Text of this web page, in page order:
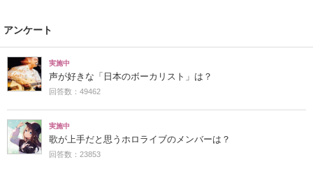
アンケート
実施中
声が好きな「日本のボーカリスト」は？
回答数：49462
実施中
歌が上手だと思うホロライブのメンバーは？
回答数：23853